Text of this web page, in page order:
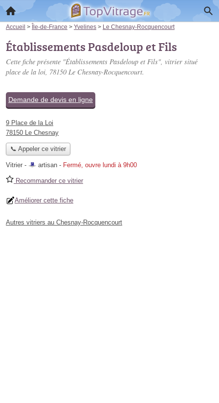
Accueil > Île-de-France > Yvelines > Le Chesnay-Rocquencourt
Établissements Pasdeloup et Fils
Cette fiche présente "Établissements Pasdeloup et Fils", vitrier situé
place de la loi, 78150 Le Chesnay-Rocquencourt.
Demande de devis en ligne
9 Place de la Loi
78150 Le Chesnay
📞 Appeler ce vitrier
Vitrier - artisan - Fermé, ouvre lundi à 9h00
Recommander ce vitrier
Améliorer cette fiche
Autres vitriers au Chesnay-Rocquencourt